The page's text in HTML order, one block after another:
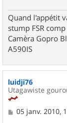
Quand l'appétit
stump FSR
Camèra Gopro
A590IS
luidji76
Utagawiste
M
05 janv. 2010,